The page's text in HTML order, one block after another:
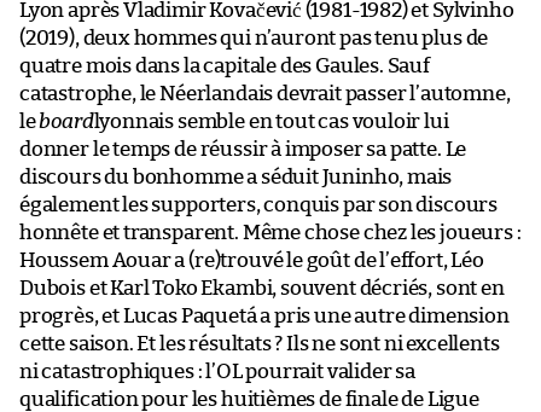
Lyon après Vladimir Kovačević (1981-1982) et Sylvinho
(2019), deux hommes qui n’auront pas tenu plus de
quatre mois dans la capitale des Gaules. Sauf
catastrophe, le Néerlandais devrait passer l’automne,
leboardlyonnais semble en tout cas vouloir lui
donner le temps de réussir à imposer sa patte. Le
discours du bonhomme a séduit Juninho, mais
également les supporters, conquis par son discours
honnête et transparent. Même chose chez les joueurs :
Houssem Aouar a (re)trouvé le goût de l’effort, Léo
Dubois et Karl Toko Ekambi, souvent décriés, sont en
progrès, et Lucas Paquetá a pris une autre dimension
cette saison. Et les résultats ? Ils ne sont ni excellents
ni catastrophiques : l’OL pourrait valider sa
qualification pour les huitièmes de finale de Ligue